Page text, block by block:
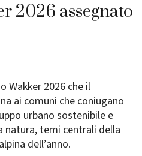
2026 assegnato
Wakker 2026 che il
ai comuni che coniugano
urbano sostenibile e
natura, temi centrali della
dell’anno.